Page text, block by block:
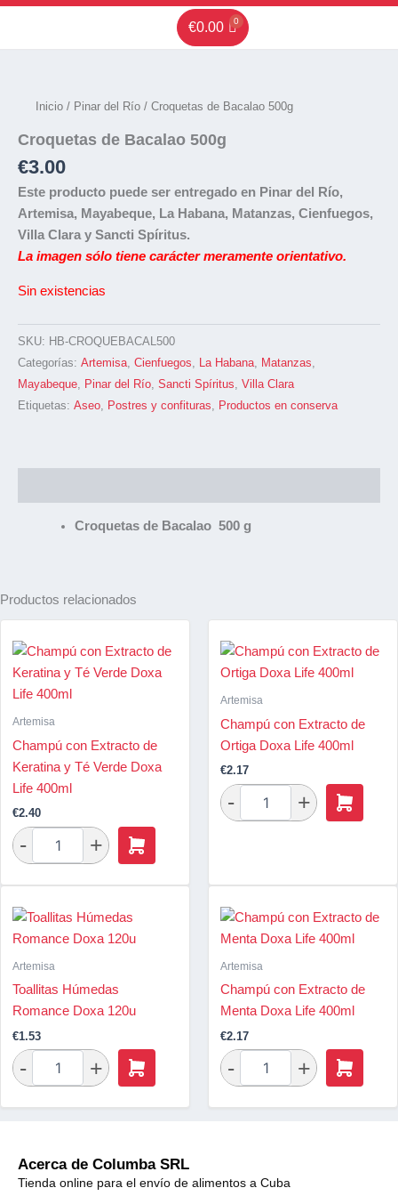
Ir
€0.00
Inicio / Pinar del Río / Croquetas de Bacalao 500g
Croquetas de Bacalao 500g
€3.00
Este producto puede ser entregado en Pinar del Río,
Artemisa, Mayabeque, La Habana, Matanzas, Cienfuegos,
Villa Clara y Sancti Spíritus.
La imagen sólo tiene carácter meramente orientativo.
Sin existencias
SKU: HB-CROQUEBACAL500
Categorías: Artemisa Cienfuegos La Habana Matanzas
Mayabeque
Pinar del Río Sancti Spíritus Villa Clara
Etiquetas: Aseo Postres y confituras Productos en conserva
Croquetas de Bacalao 500 g
Productos relacionados
Artemisa
Champú con Extracto de
Keratina y Té Verde Doxa
Life 400ml
€2.40
Artemisa
Champú con Extracto de
Ortiga Doxa Life 400ml
€2.17
Artemisa
Toallitas Húmedas
Romance Doxa 120u
€1.53
Artemisa
Champú con Extracto de
Menta Doxa Life 400ml
€2.17
Acerca de Columba SRL
Tienda online para el envío de alimentos a Cuba